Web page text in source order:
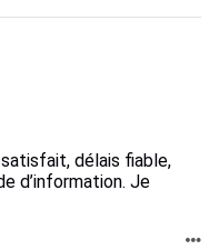
délais fiable,
d’information. Je